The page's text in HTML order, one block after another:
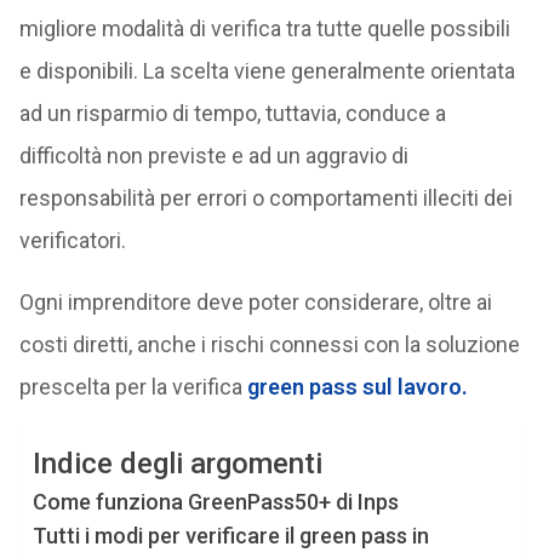
migliore modalità di verifica tra tutte quelle possibili
e disponibili. La scelta viene generalmente orientata
ad un risparmio di tempo, tuttavia, conduce a
difficoltà non previste e ad un aggravio di
responsabilità per errori o comportamenti illeciti dei
verificatori.
Ogni imprenditore deve poter considerare, oltre ai
costi diretti, anche i rischi connessi con la soluzione
prescelta per la verifica green pass sul lavoro.
Indice degli argomenti
Come funziona GreenPass50+ di Inps
Tutti i modi per verificare il green pass in